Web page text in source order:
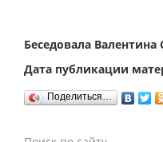
Беседовала
Дата публикации
Поделиться…